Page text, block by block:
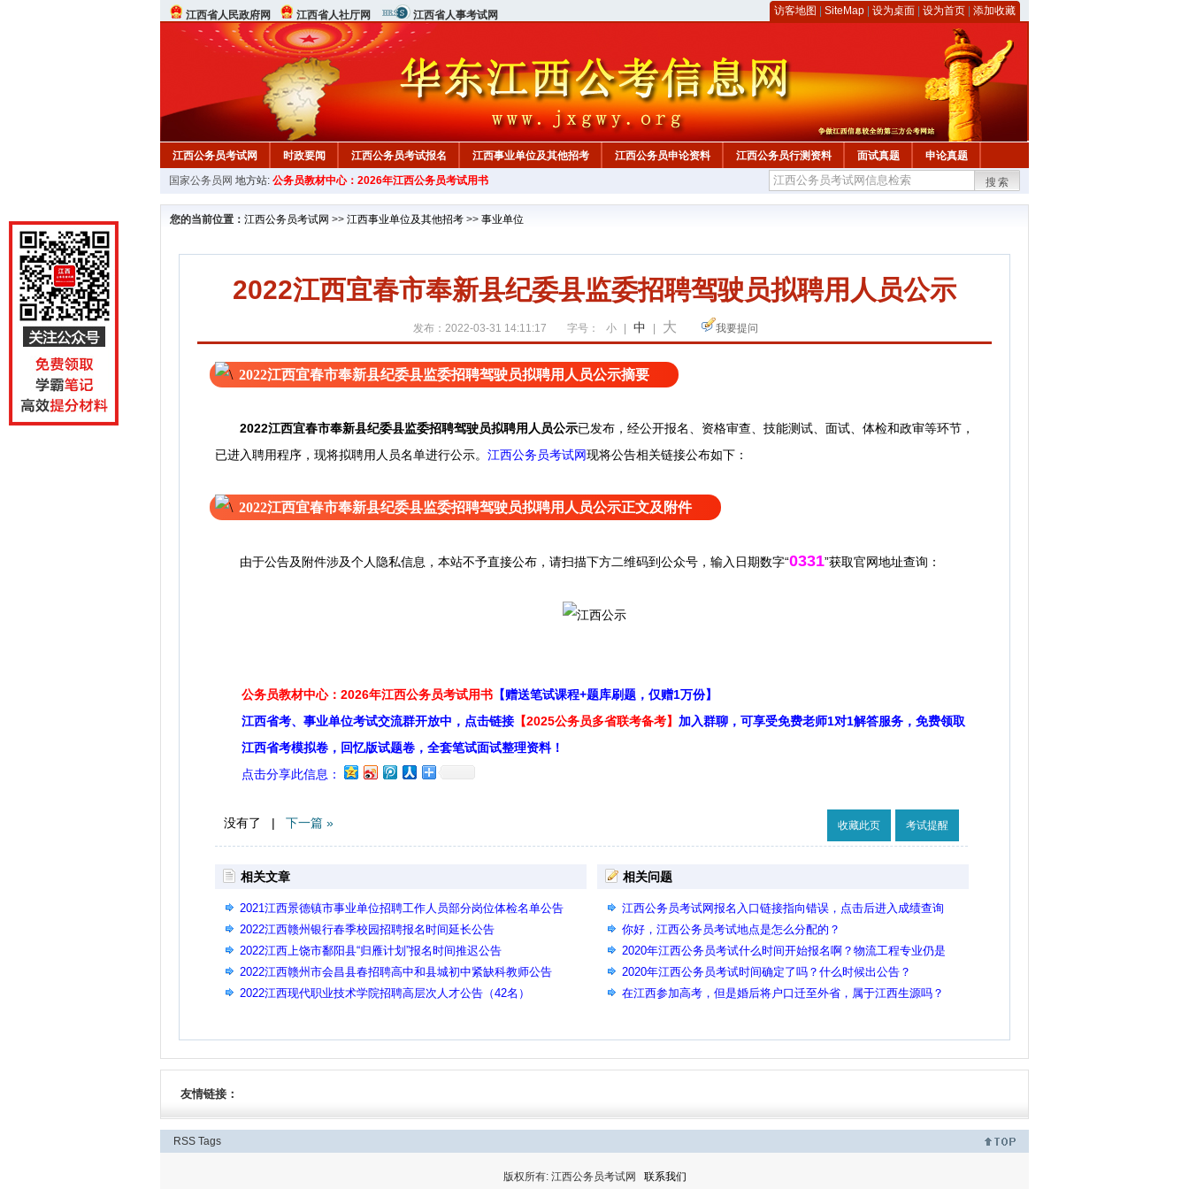
江西省人民政府网 江西省人社厅网 江西省人事考试网 访客地图 SiteMap 设为桌面 设为首页 添加收藏
江西公务员考试网 时政要闻 江西公务员考试报名 江西事业单位及其他招考 江西公务员申论资料 江西公务员行测资料 面试真题 申论真题
行测真题 在线咨询 教材中心
国家公务员网 地方站: 公务员教材中心：2026年江西公务员考试用书 搜索
您的当前位置： 江西公务员考试网 >> 江西事业单位及其他招考 >> 事业单位
2022江西宜春市奉新县纪委县监委招聘驾驶员拟聘用人员公示
发布：2022-03-31 14:11:17 字号： 小 中 大 我要提问
2022江西宜春市奉新县纪委县监委招聘驾驶员拟聘用人员公示摘要
2022江西宜春市奉新县纪委县监委招聘驾驶员拟聘用人员公示已发布，经公开报名、资格审查、技能测试、面试、体检和政审等环节，
已进入聘用程序，现将拟聘用人员名单进行公示。 江西公务员考试网现将公告相关链接公布如下：
2022江西宜春市奉新县纪委县监委招聘驾驶员拟聘用人员公示正文及附件
由于公告及附件涉及个人隐私信息，本站不予直接公布，请扫描下方二维码到公众号，输入日期数字“0331”获取官网地址查询：
公务员教材中心：2026年江西公务员考试用书 【赠送笔试课程+题库刷题，仅赠1万份】
江西省考、事业单位考试交流群开放中，点击链接 【2025公务员多省联考备考】 加入群聊，可享受免费老师1对1解答服务，免费领取
江西省考模拟卷，回忆版试题卷，全套笔试面试整理资料！
点击分享此信息：
没有了 | 下一篇 » 收藏此页 考试提醒
相关文章
2021江西景德镇市事业单位招聘工作人员部分岗位体检名单公告
（二）
2022江西赣州银行春季校园招聘报名时间延长公告
2022江西上饶市鄱阳县“归雁计划”报名时间推迟公告
2022江西赣州市会昌县春招聘高中和县城初中紧缺科教师公告
（26名）
2022江西现代职业技术学院招聘高层次人才公告（42名）
相关问题
江西公务员考试网报名入口链接指向错误，点击后进入成绩查询
入口相同页面
你好，江西公务员考试地点是怎么分配的？
2020年江西公务员考试什么时间开始报名啊？物流工程专业仍是
属工商管理吗
2020年江西公务员考试时间确定了吗？什么时候出公告？
在江西参加高考，但是婚后将户口迁至外省，属于江西生源吗？
友情链接：
RSS Tags
版权所有: 江西公务员考试网 联系我们